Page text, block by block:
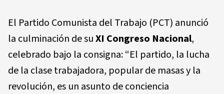
El Partido Comunista del Trabajo (PCT) anunció
la culminación de suXI Congreso Nacional,
celebrado bajo la consigna: “El partido, la lucha
de la clase trabajadora, popular de masas y la
revolución, es un asunto de conciencia